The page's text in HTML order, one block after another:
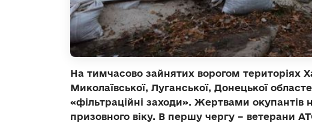
На тимчасово зайнятих ворогом територіях
Миколаївської, Луганської, Донецької
«фільтраційні заходи». Жертвами окупантів
призовного віку. В першу чергу – ветерани